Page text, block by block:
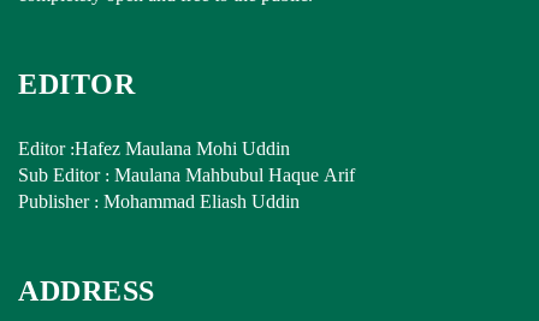
EDITOR
Editor :Hafez Maulana Mohi Uddin
Sub Editor : Maulana Mahbubul Haque Arif
Publisher : Mohammad Eliash Uddin
ADDRESS